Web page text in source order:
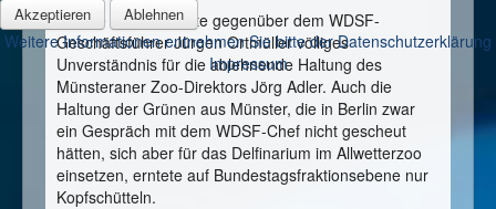
Undine Kurth äußerte gegenüber dem WDSF-
Geschäftsführer Jürgen Ortmüller völliges
Unverständnis für die ablehnende Haltung des
Münsteraner Zoo-Direktors Jörg Adler. Auch die
Haltung der Grünen aus Münster, die in Berlin zwar
ein Gespräch mit dem WDSF-Chef nicht gescheut
hätten, sich aber für das Delfinarium im Allwetterzoo
einsetzen, erntete auf Bundestagsfraktionsebene nur
Kopfschütteln.
Akzeptieren Ablehnen
Weitere Informationen entnehmen Sie bitte der Datenschutzerklärung
Impressum